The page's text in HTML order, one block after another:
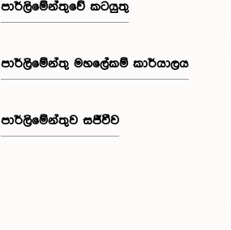
පාර්ලිමේන්තුවේ කටයුතු
පාර්ලිමේන්තු මහලේකම් කාර්යාලය
පාර්ලිමේන්තුව සජීවීව